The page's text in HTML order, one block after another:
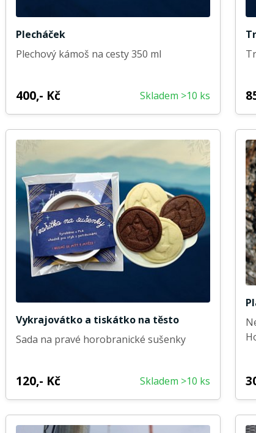
Plecháček
Plechový kámoš na cesty 350 ml
400,- Kč Skladem >10 ks
Vykrajovátko a tiskátko na těsto
Sada na pravé horobranické sušenky
120,- Kč Skladem >10 ks